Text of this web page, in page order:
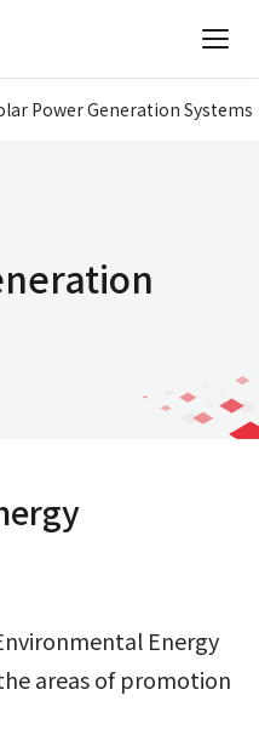
Power Generation Systems
Energy
areas of promotion